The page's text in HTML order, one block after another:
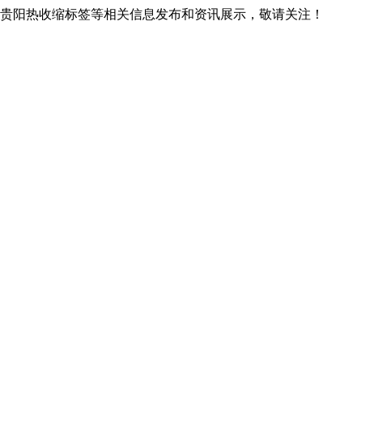
阳热收缩标签等相关信息发布和资讯展示，敬请关注！